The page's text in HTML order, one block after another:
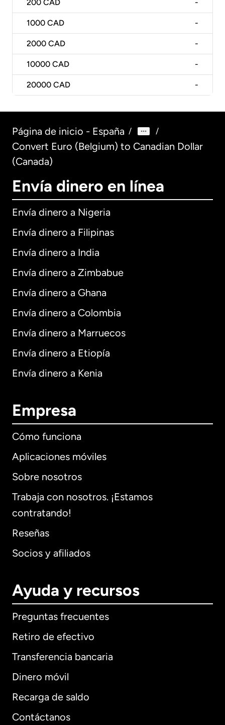
200 CAD -
1000 CAD -
2000 CAD -
10000 CAD -
20000 CAD -
Página de inicio - España / /
Convert Euro (Belgium) to Canadian Dollar
(Canada)
Envía dinero en línea
Envía dinero a Nigeria
Envía dinero a Filipinas
Envía dinero a India
Envía dinero a Zimbabue
Envía dinero a Ghana
Envía dinero a Colombia
Envía dinero a Marruecos
Envía dinero a Etiopía
Envía dinero a Kenia
Empresa
Cómo funciona
Aplicaciones móviles
Sobre nosotros
Trabaja con nosotros. ¡Estamos
contratando!
Reseñas
Socios y afiliados
Ayuda y recursos
Preguntas frecuentes
Retiro de efectivo
Transferencia bancaria
Dinero móvil
Recarga de saldo
Contáctanos